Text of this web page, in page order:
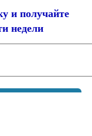
и получайте
недели